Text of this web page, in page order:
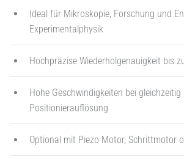
Ideal für Mikroskopie, Forschung und
Experimentalphysik
Hochpräzise Wiederholgenauigkeit bis
Hohe Geschwindigkeiten bei
Positionierauflösung
Optional mit Piezo Motor, Schrittmotor